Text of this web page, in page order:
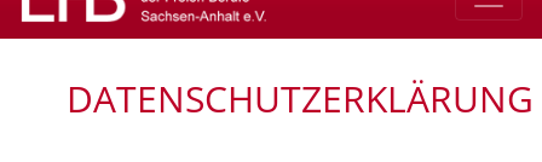
DATENSCHUTZERKLÄRUNG